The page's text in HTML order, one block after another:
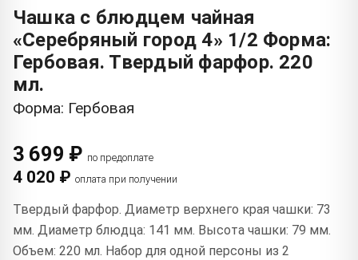
Чашка с блюдцем чайная
«Серебряный город 4» 1/2 Форма:
Гербовая. Твердый фарфор. 220
мл.
Форма: Гербовая
3 699 ₽ по предоплате
4 020 ₽ оплата при получении
Твердый фарфор. Диаметр верхнего края чашки: 73
мм. Диаметр блюдца: 141 мм. Высота чашки: 79 мм.
Объем: 220 мл. Набор для одной персоны из 2